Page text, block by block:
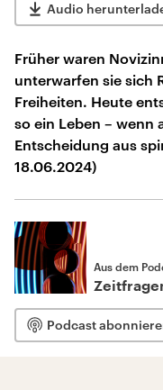
Audio
Früher waren
unterwarfen sie sich
Freiheiten. Heute
so ein Leben – wenn
Entscheidung aus
18.06.2024)
Aus dem
Podcast